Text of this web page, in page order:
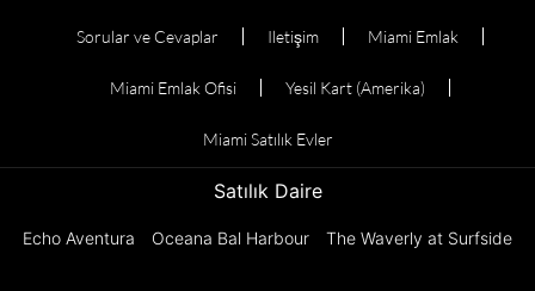
Sorular ve Cevaplar Iletişim Miami Emlak
Miami Emlak Ofisi Yesil Kart (Amerika)
Miami Satılık Evler
Satılık Daire
Echo Aventura Oceana Bal Harbour The Waverly at Surfside